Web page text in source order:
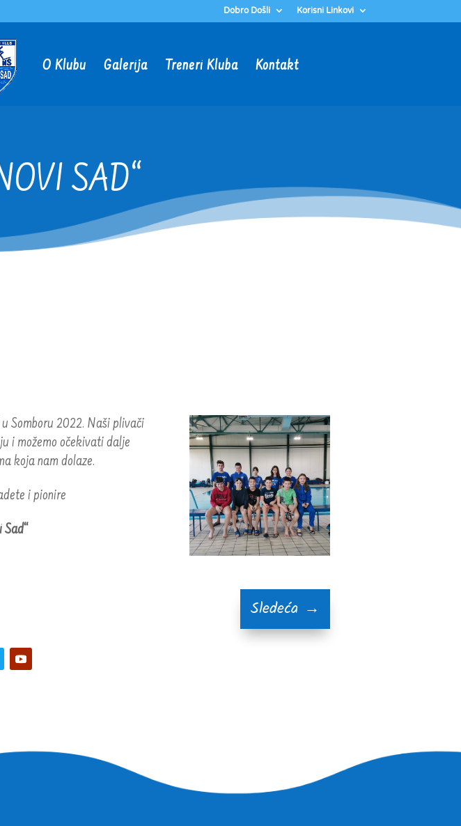
Dobro Došli Korisni Linkovi
O Klubu Galerija Treneri Kluba Kontakt
SAD“
Somboru 2022. Naši plivači
i možemo očekivati dalje
koja nam dolaze.
i pionire
Sad“
Sledeća→